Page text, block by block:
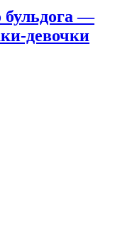
бульдога —
девочки